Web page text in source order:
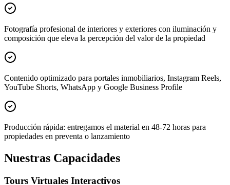
Fotografía profesional de interiores y exteriores con iluminación y
composición que eleva la percepción del valor de la propiedad
Contenido optimizado para portales inmobiliarios, Instagram Reels,
YouTube Shorts, WhatsApp y Google Business Profile
Producción rápida: entregamos el material en 48-72 horas para
propiedades en preventa o lanzamiento
Nuestras Capacidades
Tours Virtuales Interactivos